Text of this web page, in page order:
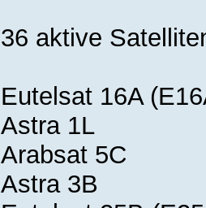
36 aktive
Eutelsat 16A
Astra 1L
Arabsat 5C
Astra 3B